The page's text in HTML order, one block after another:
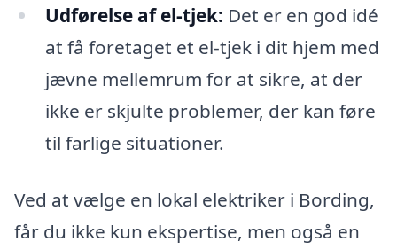
Udførelse af el-tjek: Det er en god idé
at få foretaget et el-tjek i dit hjem med
jævne mellemrum for at sikre, at der
ikke er skjulte problemer, der kan føre
til farlige situationer.
Ved at vælge en lokal elektriker i Bording,
får du ikke kun ekspertise, men også en